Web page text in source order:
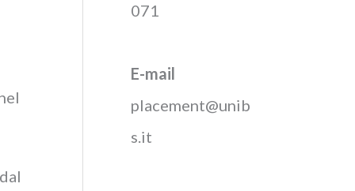
071
E-mail
placement@unib
s.it